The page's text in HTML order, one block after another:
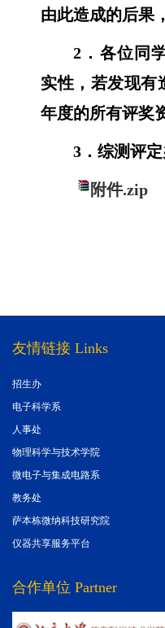
由此造成的后果
2 ．各位同
实性，若发现有
年度的所有评奖
3 ．综测评
附件.zip
友情链接 Links
招生办
电子科学系
人事处
物理科学与技术学院
微电子与集成电路系
教务处
萨本栋微纳科技研究院
仪器共享服务平台
合作单位 Partner